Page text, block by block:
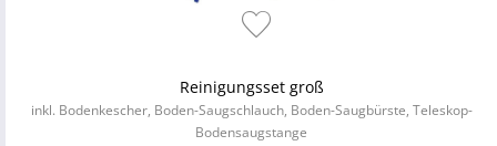
Reinigungsset groß
inkl. Bodenkescher, Boden-Saugschlauch, Boden-Saugbürste, Teleskop-
Bodensaugstange